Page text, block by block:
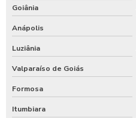
Goiânia
Anápolis
Luziânia
Valparaíso de Goiás
Formosa
Itumbiara